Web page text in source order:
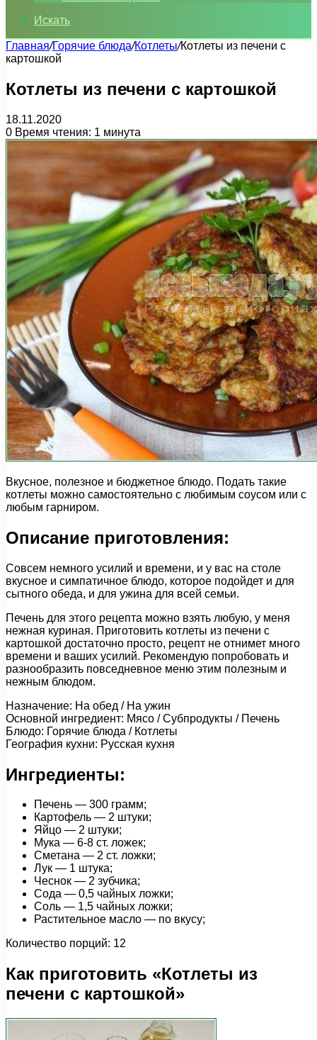
Искать
Главная/Горячие блюда/Котлеты/Котлеты из печени с
картошкой
Котлеты из печени с картошкой
18.11.2020
0 Время чтения: 1 минута
Вкусное, полезное и бюджетное блюдо. Подать такие
котлеты можно самостоятельно с любимым соусом или с
любым гарниром.
Описание приготовления:
Совсем немного усилий и времени, и у вас на столе
вкусное и симпатичное блюдо, которое подойдет и для
сытного обеда, и для ужина для всей семьи.
Печень для этого рецепта можно взять любую, у меня
нежная куриная. Приготовить котлеты из печени с
картошкой достаточно просто, рецепт не отнимет много
времени и ваших усилий. Рекомендую попробовать и
разнообразить повседневное меню этим полезным и
нежным блюдом.
Назначение: На обед / На ужин
Основной ингредиент: Мясо / Субпродукты / Печень
Блюдо: Горячие блюда / Котлеты
География кухни: Русская кухня
Ингредиенты:
Печень — 300 грамм;
Картофель — 2 штуки;
Яйцо — 2 штуки;
Мука — 6-8 ст. ложек;
Сметана — 2 ст. ложки;
Лук — 1 штука;
Чеснок — 2 зубчика;
Сода — 0,5 чайных ложки;
Соль — 1,5 чайных ложки;
Растительное масло — по вкусу;
Количество порций: 12
Как приготовить «Котлеты из
печени с картошкой»